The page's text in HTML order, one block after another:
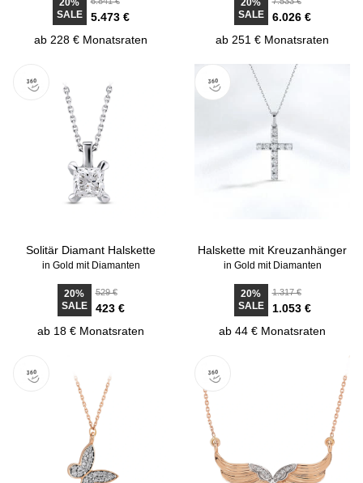
20%
SALE
5.473 €
ab 228 € Monatsraten
20%
SALE
6.026 €
ab 251 € Monatsraten
Solitär Diamant Halskette
in Gold mit Diamanten
20%
SALE
529 €
423 €
ab 18 € Monatsraten
Halskette mit Kreuzanhänger
in Gold mit Diamanten
20%
SALE
1.317 €
1.053 €
ab 44 € Monatsraten